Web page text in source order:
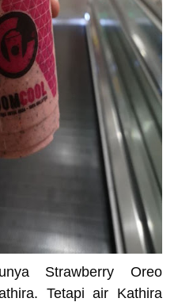
Strawberry Oreo
Tetapi air Kathira